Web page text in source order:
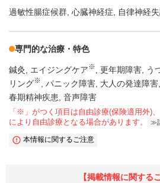
過敏性腸症候群 心臓神経症 自律神経
専門的な治療・特色
鍼灸 エイジングケア※ 更年期障害 う
リング※ パニック障害 大人の発達障害
春期精神疾患 音声障害
「※」がつく項目は自由診療(保険適用外)
により自由診療となる場合があります。
本情報に関するご注意
【掲載情報に関する